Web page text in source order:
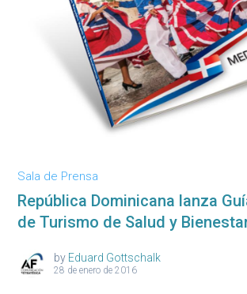
Sala de Prensa
República Dominicana lanza
de Turismo de Salud y
by Eduard Gottschalk
28 de enero de 2016